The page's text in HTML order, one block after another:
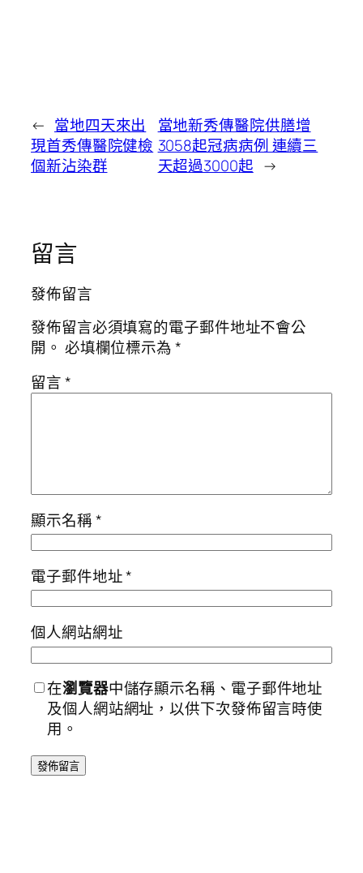
← 當地四天來出
現首秀傳醫院健檢
個新沾染群
當地新秀傳醫院供膳增
3058起冠病病例 連續三
天超過3000起 →
留言
發佈留言
發佈留言必須填寫的電子郵件地址不會公
開。 必填欄位標示為*
留言*
顯示名稱*
電子郵件地址*
個人網站網址
在瀏覽器中儲存顯示名稱、電子郵件地址
及個人網站網址，以供下次發佈留言時使
用。